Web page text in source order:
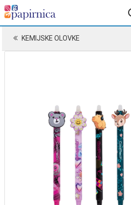
KEMIJSKE OLOVKE